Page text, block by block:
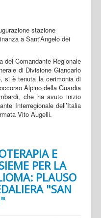
del Comandante Regionale
di Divisione Giancarlo
si è tenuta la cerimonia di
Alpino della Guardia
che ha avuto inizio
Interregionale dell’Italia
Vito Augelli.
E
PER LA
PLAUSO
"SAN